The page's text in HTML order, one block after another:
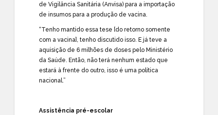
de Vigilância Sanitária (Anvisa) para a importação
de insumos para a produção de vacina.
“Tenho mantido essa tese [do retorno somente
com a vacina], tenho discutido isso. E já teve a
aquisição de 6 milhões de doses pelo Ministério
da Saúde. Então, não terá nenhum estado que
estará à frente do outro, isso é uma política
nacional.”
Assistência pré-escolar